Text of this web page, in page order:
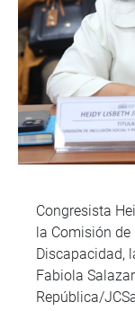
Congresista
la Comisión
Discapacidad,
Fabiola
República/